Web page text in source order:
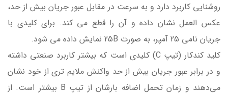
روشنایی کاربرد دارد و به سرعت در مقابل عبور جریان بیش از حد،
عکس العمل نشان داده و آن را قطع می کند. برای کلیدی با
جریان نامی 25 آمپر، به صورت 25B نمایش داده می شود.
کلید کندکار (تیپ C) کلیدی است که بیشتر کاربرد صنعتی داشته
و در برابر عبور جریان بیش از حد واکنش ملایم تری از خود نشان
می‌دهند و زمان تحمل اضافه بارشان از تیپ B بیشتر است. از